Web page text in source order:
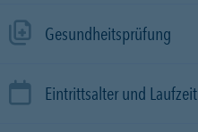
Gesundheitsprüfung
Eintrittsalter und Laufzeit